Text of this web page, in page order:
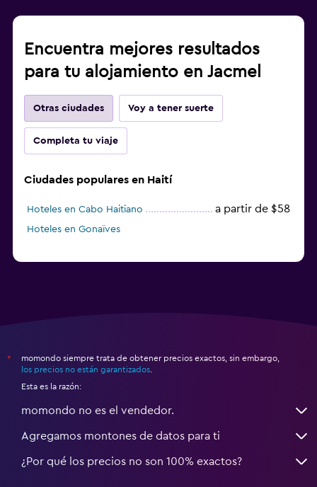
Encuentra mejores resultados
para tu alojamiento en Jacmel
Otras ciudades Voy a tener suerte
Completa tu viaje
Ciudades populares en Haití
Hoteles en Cabo Haitiano a partir de $58
Hoteles en Gonaïves
*
momondo siempre trata de obtener precios exactos, sin embargo,
los precios no están garantizados
Esta es la razón:
momondo no es el vendedor.
Agregamos montones de datos para ti
¿Por qué los precios no son 100% exactos?